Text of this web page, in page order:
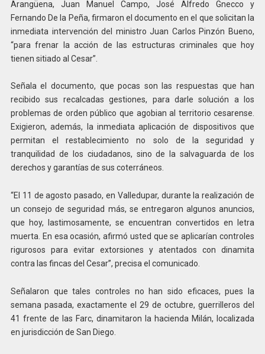
Arangüena, Juan Manuel Campo, José Alfredo Gnecco y
Fernando De la Peña, firmaron el documento en el que solicitan la
inmediata intervención del ministro Juan Carlos Pinzón Bueno,
“para frenar la acción de las estructuras criminales que hoy
tienen sitiado al Cesar”.
Señala el documento, que pocas son las respuestas que han
recibido sus recalcadas gestiones, para darle solución a los
problemas de orden público que agobian al territorio cesarense.
Exigieron, además, la inmediata aplicación de dispositivos que
permitan el restablecimiento no solo de la seguridad y
tranquilidad de los ciudadanos, sino de la salvaguarda de los
derechos y garantías de sus coterráneos.
“El 11 de agosto pasado, en Valledupar, durante la realización de
un consejo de seguridad más, se entregaron algunos anuncios,
que hoy, lastimosamente, se encuentran convertidos en letra
muerta. En esa ocasión, afirmó usted que se aplicarían controles
rigurosos para evitar extorsiones y atentados con dinamita
contra las fincas del Cesar”, precisa el comunicado.
Señalaron que tales controles no han sido eficaces, pues la
semana pasada, exactamente el 29 de octubre, guerrilleros del
41 frente de las Farc, dinamitaron la hacienda Milán, localizada
en jurisdicción de San Diego.